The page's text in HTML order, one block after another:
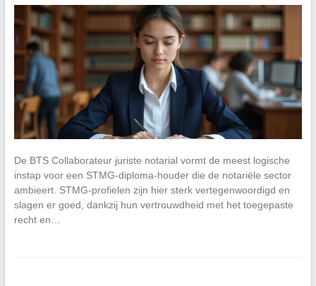
De BTS Collaborateur juriste notarial vormt de meest logische
instap voor een STMG-diploma-houder die de notariële sector
ambieert. STMG-profielen zijn hier sterk vertegenwoordigd en
slagen er goed, dankzij hun vertrouwdheid met het toegepaste
recht en…